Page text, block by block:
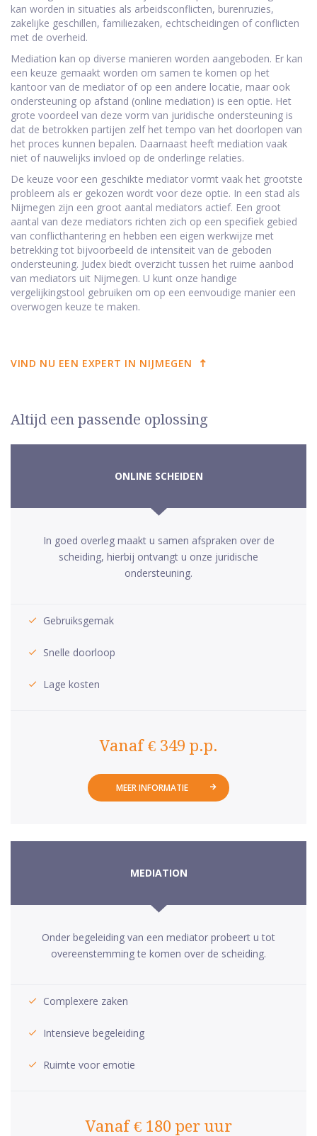
kan worden in situaties als arbeidsconflicten, burenruzies,
zakelijke geschillen, familiezaken, echtscheidingen of conflicten
met de overheid.
Mediation kan op diverse manieren worden aangeboden. Er kan
een keuze gemaakt worden om samen te komen op het
kantoor van de mediator of op een andere locatie, maar ook
ondersteuning op afstand (online mediation) is een optie. Het
grote voordeel van deze vorm van juridische ondersteuning is
dat de betrokken partijen zelf het tempo van het doorlopen van
het proces kunnen bepalen. Daarnaast heeft mediation vaak
niet of nauwelijks invloed op de onderlinge relaties.
De keuze voor een geschikte mediator vormt vaak het grootste
probleem als er gekozen wordt voor deze optie. In een stad als
Nijmegen zijn een groot aantal mediators actief. Een groot
aantal van deze mediators richten zich op een specifiek gebied
van conflicthantering en hebben een eigen werkwijze met
betrekking tot bijvoorbeeld de intensiteit van de geboden
ondersteuning. Judex biedt overzicht tussen het ruime aanbod
van mediators uit Nijmegen. U kunt onze handige
vergelijkingstool gebruiken om op een eenvoudige manier een
overwogen keuze te maken.
VIND NU EEN EXPERT IN NIJMEGEN
Altijd een passende oplossing
ONLINE SCHEIDEN
In goed overleg maakt u samen afspraken over de
scheiding, hierbij ontvangt u onze juridische
ondersteuning.
Gebruiksgemak
Snelle doorloop
Lage kosten
Vanaf € 349 p.p.
MEER INFORMATIE
MEDIATION
Onder begeleiding van een mediator probeert u tot
overeenstemming te komen over de scheiding.
Complexere zaken
Intensieve begeleiding
Ruimte voor emotie
Vanaf € 180 per uur